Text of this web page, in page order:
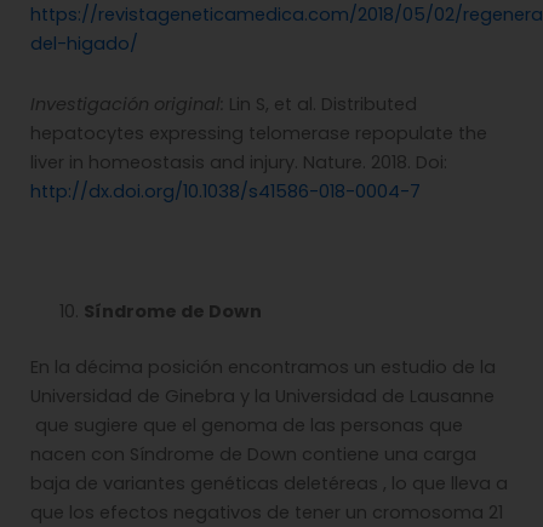
https://revistageneticamedica.com/2018/05/02/
del-higado/
Investigación original: Lin S, et al. Distributed
hepatocytes expressing telomerase repopulate the
liver in homeostasis and injury. Nature. 2018. Doi:
http://dx.doi.org/10.1038/s41586-018-0004-7
Síndrome de Down
En la décima posición encontramos un estudio de la
Universidad de Ginebra y la Universidad de Lausanne
que sugiere que el genoma de las personas que
nacen con Síndrome de Down contiene una carga
baja de variantes genéticas deletéreas , lo que lleva a
que los efectos negativos de tener un cromosoma 21